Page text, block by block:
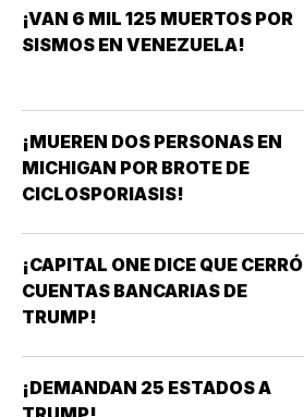
¡VAN 6 MIL 125 MUERTOS POR
SISMOS EN VENEZUELA!
¡MUEREN DOS PERSONAS EN
MICHIGAN POR BROTE DE
CICLOSPORIASIS!
¡CAPITAL ONE DICE QUE CERRÓ
CUENTAS BANCARIAS DE
TRUMP!
¡DEMANDAN 25 ESTADOS A